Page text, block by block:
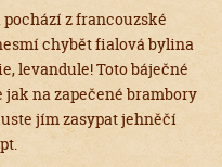
z francouzské
chybět fialová bylina
levandule! Toto báječné
na zapečené brambory
jím zasypat jehněčí